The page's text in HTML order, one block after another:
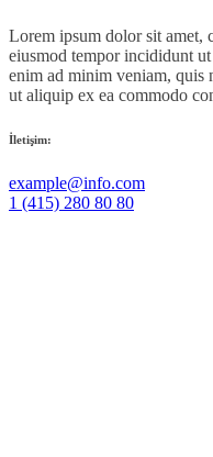
Lorem ipsum dolor sit amet,
eiusmod tempor incididunt
enim ad minim veniam, quis
ut aliquip ex ea commodo
İletişim:
example@info.com
1 (415) 280 80 80